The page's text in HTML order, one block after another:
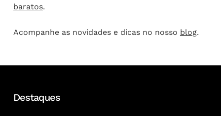
baratos.
Acompanhe as novidades e dicas no nosso blog.
Destaques